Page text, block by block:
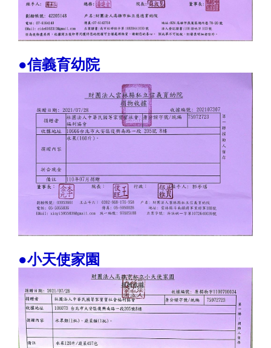
●信義育幼院
●小天使家園